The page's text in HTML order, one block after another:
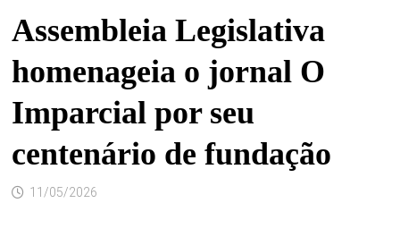
Assembleia Legislativa
homenageia o jornal O
Imparcial por seu
centenário de fundação
11/05/2026